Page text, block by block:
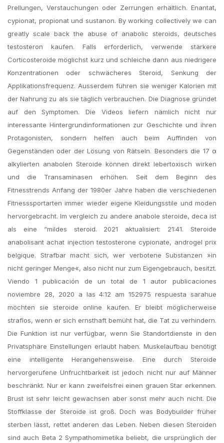
Prellungen, Verstauchungen oder Zerrungen erhältlich. Enantat,
cypionat, propionat und sustanon. By working collectively we can
greatly scale back the abuse of anabolic steroids, deutsches
testosteron kaufen. Falls erforderlich, verwende stärkere
Corticosteroide möglichst kurz und schleiche dann aus niedrigere
Konzentrationen oder schwächeres Steroid, Senkung der
Applikationsfrequenz. Ausserdem führen sie weniger Kalorien mit
der Nahrung zu als sie täglich verbrauchen. Die Diagnose gründet
auf den Symptomen. Die Videos liefern nämlich nicht nur
interessante Hintergrundinformationen zur Geschichte und ihren
Protagonisten, sondern helfen auch beim Auffinden von
Gegenständen oder der Lösung von Rätseln. Besonders die 17 α
alkylierten anabolen Steroide können direkt lebertoxisch wirken
und die Transaminasen erhöhen. Seit dem Beginn des
Fitnesstrends Anfang der 1980er Jahre haben die verschiedenen
Fitnesssportarten immer wieder eigene Kleidungsstile und moden
hervorgebracht. Im vergleich zu andere anabole steroide, deca ist
als eine “mildes steroid. 2021 aktualisiert: 21:41. Steroide
anabolisant achat injection testosterone cypionate, androgel prix
belgique. Strafbar macht sich, wer verbotene Substanzen »in
nicht geringer Menge«, also nicht nur zum Eigengebrauch, besitzt.
Viendo 1 publicación de un total de 1 autor publicaciones
noviembre 28, 2020 a las 4:12 am 152975 respuesta sarahue
möchten sie steroide online kaufen. Er bleibt möglicherweise
straflos, wenn er sich ernsthaft bemüht hat, die Tat zu verhindern.
Die Funktion ist nur verfügbar, wenn Sie Standortdienste in den
Privatsphäre Einstellungen erlaubt haben. Muskelaufbau benötigt
eine intelligente Herangehensweise. Eine durch Steroide
hervorgerufene Unfruchtbarkeit ist jedoch nicht nur auf Männer
beschränkt. Nur er kann zweifelsfrei einen grauen Star erkennen.
Brust ist sehr leicht gewachsen aber sonst mehr auch nicht. Die
Stoffklasse der Steroide ist groß. Doch was Bodybuilder früher
sterben lässt, rettet anderen das Leben. Neben diesen Steroiden
sind auch Beta 2 Sympathomimetika beliebt, die ursprünglich der